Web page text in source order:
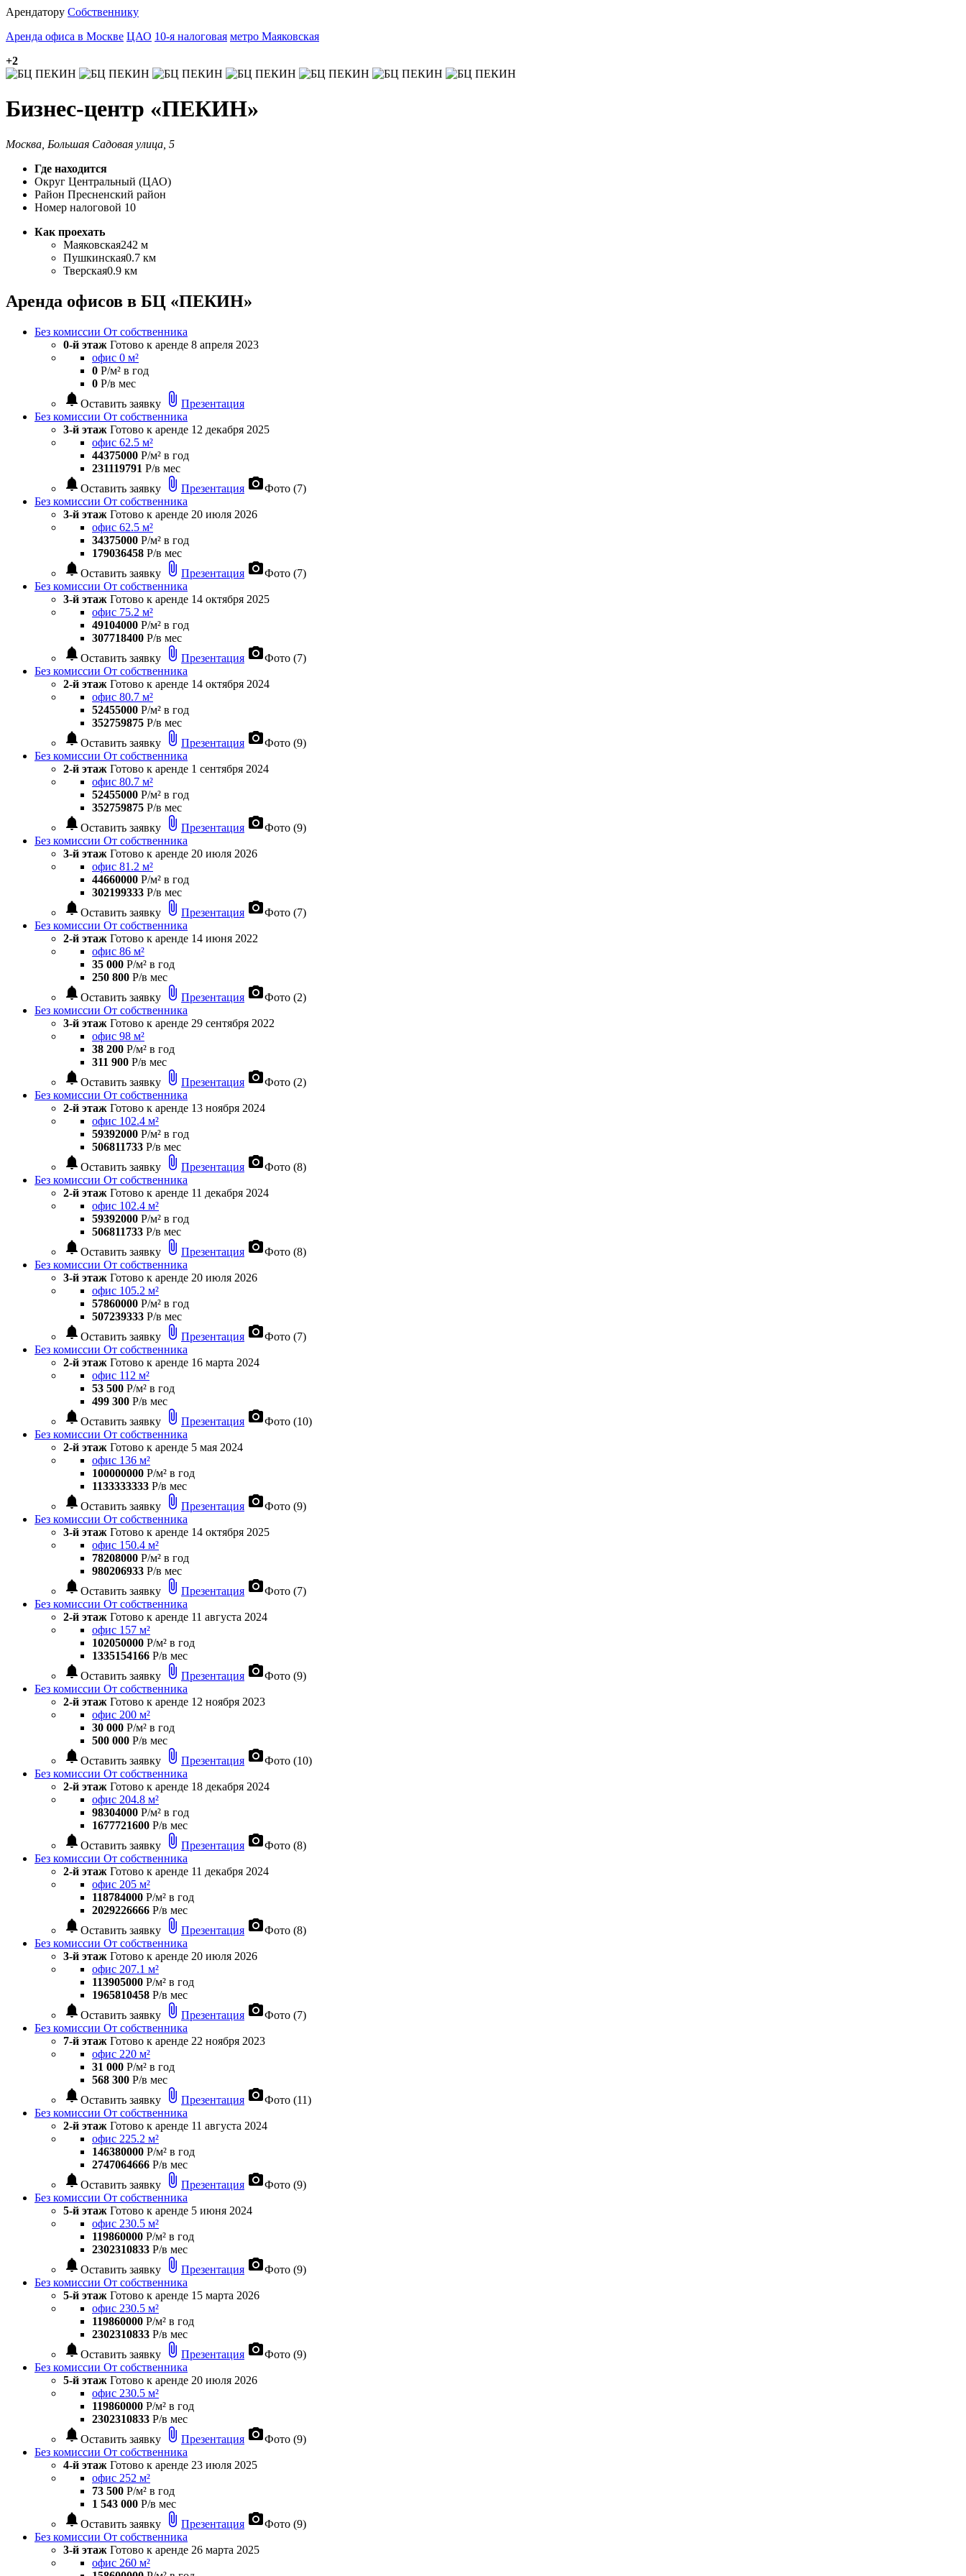
Арендатору Собственнику
Аренда офиса в Москве ЦАО 10-я налоговая метро Маяковская
+2
Бизнес-центр «ПЕКИН»
Москва, Большая Садовая улица, 5
Где находится
Округ Центральный (ЦАО)
Район Пресненский район
Номер налоговой 10
Как проехать
Маяковская242 м
Пушкинская0.7 км
Тверская0.9 км
Аренда офисов в БЦ «ПЕКИН»
Без комиссии От собственника
0-й этаж Готово к аренде 8 апреля 2023
офис 0 м²
0 Р/м² в год
0 Р/в мес
notifications Оставить заявку attach_file Презентация
Без комиссии От собственника
3-й этаж Готово к аренде 12 декабря 2025
офис 62.5 м²
44375000 Р/м² в год
231119791 Р/в мес
notifications Оставить заявку attach_file Презентация photo_cameraФото (7)
Без комиссии От собственника
3-й этаж Готово к аренде 20 июля 2026
офис 62.5 м²
34375000 Р/м² в год
179036458 Р/в мес
notifications Оставить заявку attach_file Презентация photo_cameraФото (7)
Без комиссии От собственника
3-й этаж Готово к аренде 14 октября 2025
офис 75.2 м²
49104000 Р/м² в год
307718400 Р/в мес
notifications Оставить заявку attach_file Презентация photo_cameraФото (7)
Без комиссии От собственника
2-й этаж Готово к аренде 14 октября 2024
офис 80.7 м²
52455000 Р/м² в год
352759875 Р/в мес
notifications Оставить заявку attach_file Презентация photo_cameraФото (9)
Без комиссии От собственника
2-й этаж Готово к аренде 1 сентября 2024
офис 80.7 м²
52455000 Р/м² в год
352759875 Р/в мес
notifications Оставить заявку attach_file Презентация photo_cameraФото (9)
Без комиссии От собственника
3-й этаж Готово к аренде 20 июля 2026
офис 81.2 м²
44660000 Р/м² в год
302199333 Р/в мес
notifications Оставить заявку attach_file Презентация photo_cameraФото (7)
Без комиссии От собственника
2-й этаж Готово к аренде 14 июня 2022
офис 86 м²
35 000 Р/м² в год
250 800 Р/в мес
notifications Оставить заявку attach_file Презентация photo_cameraФото (2)
Без комиссии От собственника
3-й этаж Готово к аренде 29 сентября 2022
офис 98 м²
38 200 Р/м² в год
311 900 Р/в мес
notifications Оставить заявку attach_file Презентация photo_cameraФото (2)
Без комиссии От собственника
2-й этаж Готово к аренде 13 ноября 2024
офис 102.4 м²
59392000 Р/м² в год
506811733 Р/в мес
notifications Оставить заявку attach_file Презентация photo_cameraФото (8)
Без комиссии От собственника
2-й этаж Готово к аренде 11 декабря 2024
офис 102.4 м²
59392000 Р/м² в год
506811733 Р/в мес
notifications Оставить заявку attach_file Презентация photo_cameraФото (8)
Без комиссии От собственника
3-й этаж Готово к аренде 20 июля 2026
офис 105.2 м²
57860000 Р/м² в год
507239333 Р/в мес
notifications Оставить заявку attach_file Презентация photo_cameraФото (7)
Без комиссии От собственника
2-й этаж Готово к аренде 16 марта 2024
офис 112 м²
53 500 Р/м² в год
499 300 Р/в мес
notifications Оставить заявку attach_file Презентация photo_cameraФото (10)
Без комиссии От собственника
2-й этаж Готово к аренде 5 мая 2024
офис 136 м²
100000000 Р/м² в год
1133333333 Р/в мес
notifications Оставить заявку attach_file Презентация photo_cameraФото (9)
Без комиссии От собственника
3-й этаж Готово к аренде 14 октября 2025
офис 150.4 м²
78208000 Р/м² в год
980206933 Р/в мес
notifications Оставить заявку attach_file Презентация photo_cameraФото (7)
Без комиссии От собственника
2-й этаж Готово к аренде 11 августа 2024
офис 157 м²
102050000 Р/м² в год
1335154166 Р/в мес
notifications Оставить заявку attach_file Презентация photo_cameraФото (9)
Без комиссии От собственника
2-й этаж Готово к аренде 12 ноября 2023
офис 200 м²
30 000 Р/м² в год
500 000 Р/в мес
notifications Оставить заявку attach_file Презентация photo_cameraФото (10)
Без комиссии От собственника
2-й этаж Готово к аренде 18 декабря 2024
офис 204.8 м²
98304000 Р/м² в год
1677721600 Р/в мес
notifications Оставить заявку attach_file Презентация photo_cameraФото (8)
Без комиссии От собственника
2-й этаж Готово к аренде 11 декабря 2024
офис 205 м²
118784000 Р/м² в год
2029226666 Р/в мес
notifications Оставить заявку attach_file Презентация photo_cameraФото (8)
Без комиссии От собственника
3-й этаж Готово к аренде 20 июля 2026
офис 207.1 м²
113905000 Р/м² в год
1965810458 Р/в мес
notifications Оставить заявку attach_file Презентация photo_cameraФото (7)
Без комиссии От собственника
7-й этаж Готово к аренде 22 ноября 2023
офис 220 м²
31 000 Р/м² в год
568 300 Р/в мес
notifications Оставить заявку attach_file Презентация photo_cameraФото (11)
Без комиссии От собственника
2-й этаж Готово к аренде 11 августа 2024
офис 225.2 м²
146380000 Р/м² в год
2747064666 Р/в мес
notifications Оставить заявку attach_file Презентация photo_cameraФото (9)
Без комиссии От собственника
5-й этаж Готово к аренде 5 июня 2024
офис 230.5 м²
119860000 Р/м² в год
2302310833 Р/в мес
notifications Оставить заявку attach_file Презентация photo_cameraФото (9)
Без комиссии От собственника
5-й этаж Готово к аренде 15 марта 2026
офис 230.5 м²
119860000 Р/м² в год
2302310833 Р/в мес
notifications Оставить заявку attach_file Презентация photo_cameraФото (9)
Без комиссии От собственника
5-й этаж Готово к аренде 20 июля 2026
офис 230.5 м²
119860000 Р/м² в год
2302310833 Р/в мес
notifications Оставить заявку attach_file Презентация photo_cameraФото (9)
Без комиссии От собственника
4-й этаж Готово к аренде 23 июля 2025
офис 252 м²
73 500 Р/м² в год
1 543 000 Р/в мес
notifications Оставить заявку attach_file Презентация photo_cameraФото (9)
Без комиссии От собственника
3-й этаж Готово к аренде 26 марта 2025
офис 260 м²